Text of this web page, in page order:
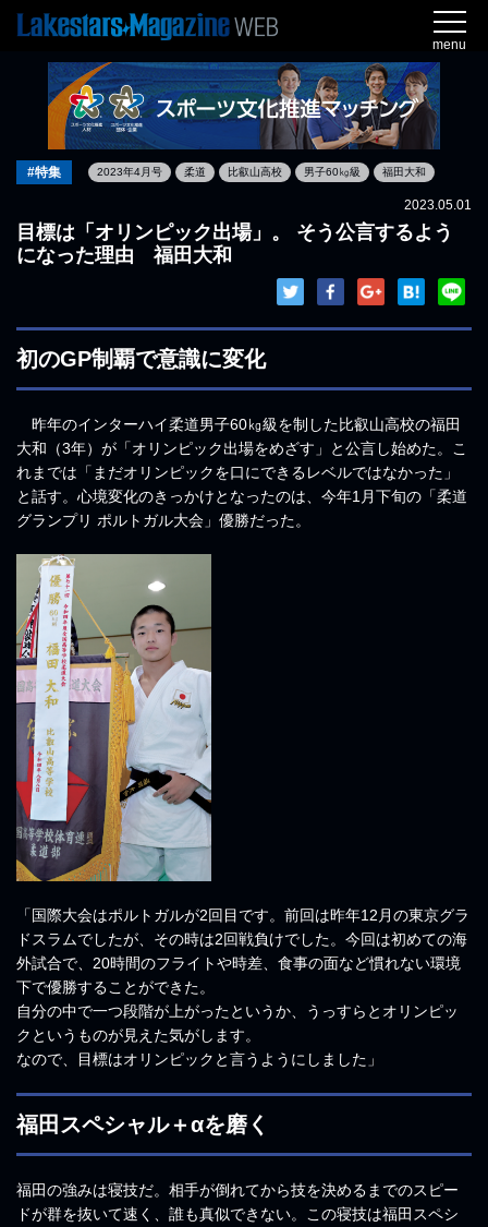
menu
#特集 2023年4月号 柔道 比叡山高校 男子60㎏級 福田大和
2023.05.01
目標は「オリンピック出場」。 そう公言するよう
になった理由 福田大和
初のGP制覇で意識に変化
昨年のインターハイ柔道男子60㎏級を制した比叡山高校の福田
大和（3年）が「オリンピック出場をめざす」と公言し始めた。こ
れまでは「まだオリンピックを口にできるレベルではなかった」
と話す。心境変化のきっかけとなったのは、今年1月下旬の「柔道
グランプリ ポルトガル大会」優勝だった。
「国際大会はポルトガルが2回目です。前回は昨年12月の東京グラ
ドスラムでしたが、その時は2回戦負けでした。今回は初めての海
外試合で、20時間のフライトや時差、食事の面など慣れない環境
下で優勝することができた。
自分の中で一つ段階が上がったというか、うっすらとオリンピッ
クというものが見えた気がします。
なので、目標はオリンピックと言うようにしました」
福田スペシャル＋αを磨く
福田の強みは寝技だ。相手が倒れてから技を決めるまでのスピー
ドが群を抜いて速く、誰も真似できない。この寝技は福田スペシ